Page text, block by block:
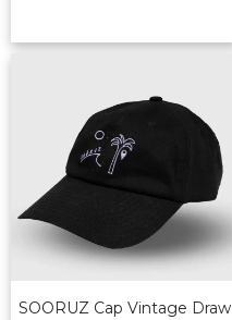
SOORUZ Cap Vintage Draw